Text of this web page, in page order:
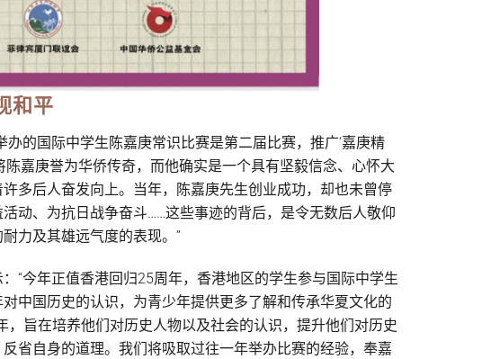
和平
的国际中学生陈嘉庚常识比赛是第二届比赛，推广‘嘉庚精
嘉庚誉为华侨传奇，而他确实是一个具有坚毅信念、心怀大
多后人奋发向上。当年，陈嘉庚先生创业成功，却也未曾停
动、为抗日战争奋斗……这些事迹的背后，是令无数后人敬仰
力及其雄远气度的表现。”
“今年正值香港回归25周年，香港地区的学生参与国际中学生
中国历史的认识，为青少年提供更多了解和传承华夏文化的
，旨在培养他们对历史人物以及社会的认识，提升他们对历史
省自身的道理。我们将吸取过往一年举办比赛的经验，奉嘉